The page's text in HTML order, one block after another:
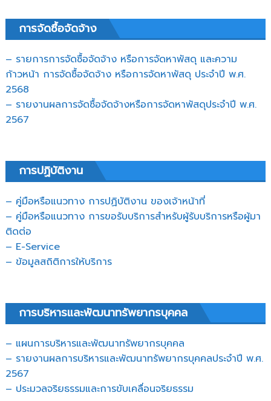
การจัดซื้อจัดจ้าง
– รายการการจัดซื้อจัดจ้าง หรือการจัดหาพัสดุ และความ
ก้าวหน้า การจัดซื้อจัดจ้าง หรือการจัดหาพัสดุ ประจำปี พ.ศ.
2568
– รายงานผลการจัดซื้อจัดจ้างหรือการจัดหาพัสดุประจำปี พ.ศ.
2567
การปฏิบัติงาน
– คู่มือหรือแนวทาง การปฏิบัติงาน ของเจ้าหน้าที่
– คู่มือหรือแนวทาง การขอรับบริการสำหรับผู้รับบริการหรือผู้มา
ติดต่อ
– E-Service
– ข้อมูลสถิติการให้บริการ
การบริหารและพัฒนาทรัพยากรบุคคล
– แผนการบริหารและพัฒนาทรัพยากรบุคคล
– รายงานผลการบริหารและพัฒนาทรัพยากรบุคคลประจำปี พ.ศ.
2567
– ประมวลจริยธรรมและการขับเคลื่อนจริยธรรม